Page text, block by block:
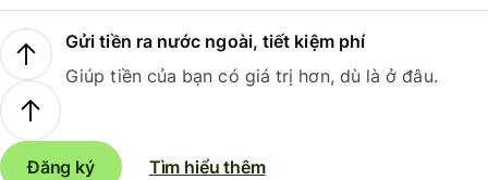
Gửi tiền ra nước ngoài, tiết kiệm phí
Giúp tiền của bạn có giá trị hơn, dù là ở đâu.
Đăng ký Tìm hiểu thêm